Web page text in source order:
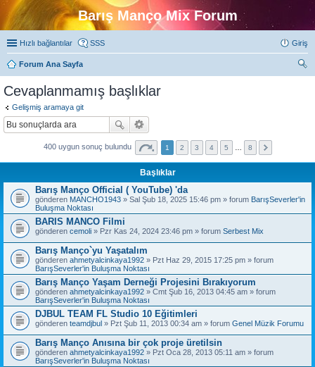
Barış Manço Mix Forum
Hızlı bağlantılar SSS Giriş
Forum Ana Sayfa
Cevaplanmamış başlıklar
Gelişmiş aramaya git
400 uygun sonuç bulundu 1 2 3 4 5 8
Başlıklar
Barış Manço Official ( YouTube) 'da
gönderen MANCHO1943 » Sal Şub 18, 2025 15:46 pm » forum BarışSeverler'in
Buluşma Noktası
BARIS MANCO Filmi
gönderen cemoli » Pzr Kas 24, 2024 23:46 pm » forum Serbest Mix
Barış Manço`yu Yaşatalım
gönderen ahmetyalcinkaya1992 » Pzt Haz 29, 2015 17:25 pm » forum
BarışSeverler'in Buluşma Noktası
Barış Manço Yaşam Derneği Projesini Bırakıyorum
gönderen ahmetyalcinkaya1992 » Cmt Şub 16, 2013 04:45 am » forum
BarışSeverler'in Buluşma Noktası
DJBUL TEAM FL Studio 10 Eğitimleri
gönderen teamdjbul » Pzt Şub 11, 2013 00:34 am » forum Genel Müzik Forumu
Barış Manço Anısına bir çok proje üretilsin
gönderen ahmetyalcinkaya1992 » Pzt Oca 28, 2013 05:11 am » forum
BarışSeverler'in Buluşma Noktası